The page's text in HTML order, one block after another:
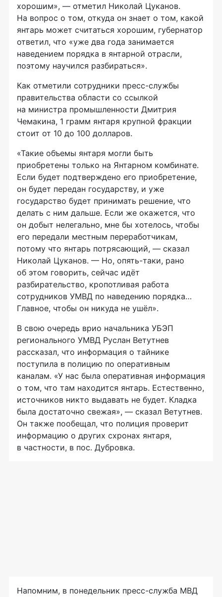
хорошим», — отметил Николай Цуканов.
На вопрос о том, откуда он знает о том, какой
янтарь может считаться хорошим, губернатор
ответил, что «уже два года занимается
наведением порядка в янтарной отрасли,
поэтому научился разбираться».
Как отметили сотрудники пресс-службы
правительства области со ссылкой
на министра промышленности Дмитрия
Чемакина, 1 грамм янтаря крупной фракции
стоит от 10 до 100 долларов.
«Такие объемы янтаря могли быть
приобретены только на Янтарном комбинате.
Если будет подтверждено его приобретение,
он будет передан государству, и уже
государство будет принимать решение, что
делать с ним дальше. Если же окажется, что
он добыт нелегально, мне бы хотелось, чтобы
его передали местным переработчикам,
потому что янтарь потрясающий, — сказал
Николай Цуканов. — Но, опять-таки, рано
об этом говорить, сейчас идёт
разбирательство, кропотливая работа
сотрудников УМВД по наведению порядка…
Главное, чтобы он никуда не ушёл».
В свою очередь врио начальника УБЭП
регионального УМВД Руслан Ветутнев
рассказал, что информация о тайнике
поступила в полицию по оперативным
каналам. «У нас была оперативная информация
о том, что там находится янтарь. Естественно,
источников никто выдавать не будет. Кладка
была достаточно свежая», — сказал Ветутнев.
Он также пообещал, что полиция проверит
информацию о других схронах янтаря,
в частности, в пос. Дубровка.
Напомним, в понедельник пресс-служба МВД